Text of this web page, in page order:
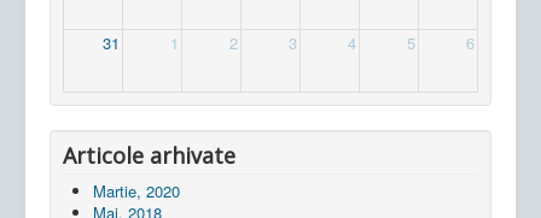
31 1 2 3 4 5 6
Articole arhivate
Martie, 2020
Mai, 2018